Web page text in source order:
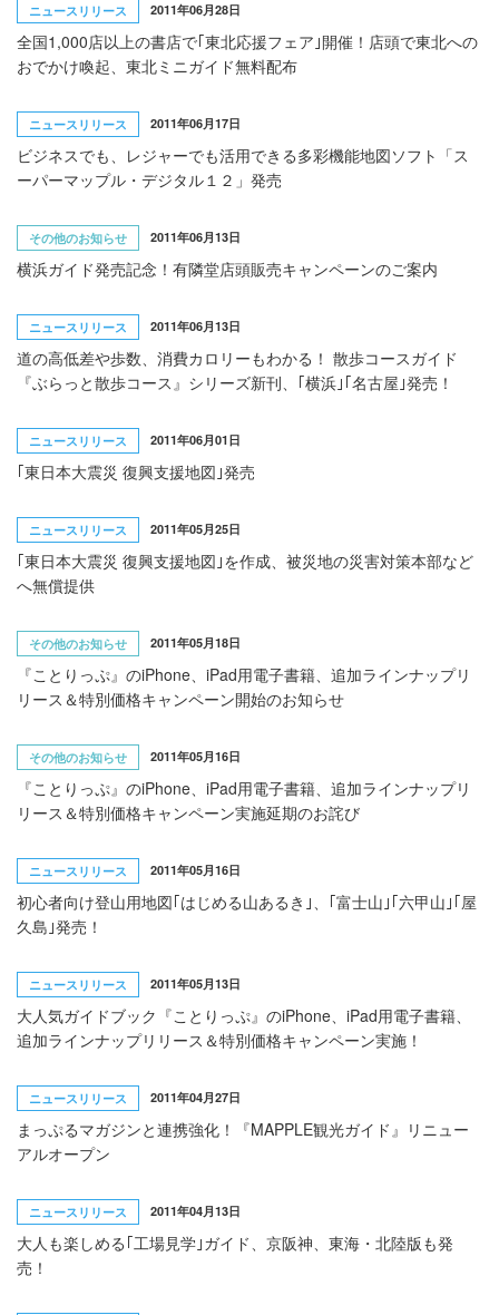
ニュースリリース 2011年06月28日
全国1,000店以上の書店で｢東北応援フェア｣開催！店頭で東北への
おでかけ喚起、東北ミニガイド無料配布
ニュースリリース 2011年06月17日
ビジネスでも、レジャーでも活用できる多彩機能地図ソフト「ス
ーパーマップル・デジタル１２」発売
その他のお知らせ 2011年06月13日
横浜ガイド発売記念！有隣堂店頭販売キャンペーンのご案内
ニュースリリース 2011年06月13日
道の高低差や歩数、消費カロリーもわかる！ 散歩コースガイド
『ぶらっと散歩コース』シリーズ新刊、｢横浜｣｢名古屋｣発売！
ニュースリリース 2011年06月01日
｢東日本大震災 復興支援地図｣発売
ニュースリリース 2011年05月25日
｢東日本大震災 復興支援地図｣を作成、被災地の災害対策本部など
へ無償提供
その他のお知らせ 2011年05月18日
『ことりっぷ』のiPhone、iPad用電子書籍、追加ラインナップリ
リース＆特別価格キャンペーン開始のお知らせ
その他のお知らせ 2011年05月16日
『ことりっぷ』のiPhone、iPad用電子書籍、追加ラインナップリ
リース＆特別価格キャンペーン実施延期のお詫び
ニュースリリース 2011年05月16日
初心者向け登山用地図｢はじめる山あるき｣、｢富士山｣｢六甲山｣｢屋
久島｣発売！
ニュースリリース 2011年05月13日
大人気ガイドブック『ことりっぷ』のiPhone、iPad用電子書籍、
追加ラインナップリリース＆特別価格キャンペーン実施！
ニュースリリース 2011年04月27日
まっぷるマガジンと連携強化！『MAPPLE観光ガイド』リニュー
アルオープン
ニュースリリース 2011年04月13日
大人も楽しめる｢工場見学｣ガイド、京阪神、東海・北陸版も発
売！